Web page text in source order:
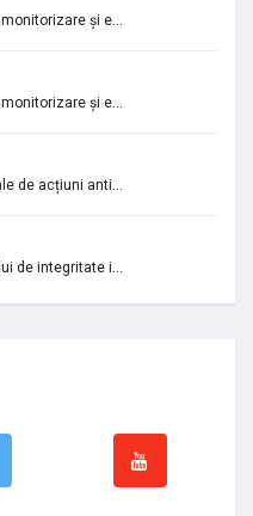
și e...
și e...
de acțiuni anti...
de integritate i...